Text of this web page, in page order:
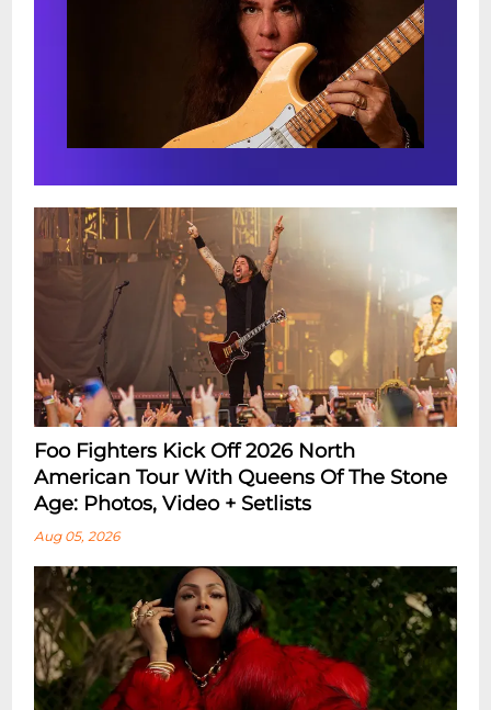
Foo Fighters Kick Off 2026 North
American Tour With Queens Of The Stone
Age: Photos, Video + Setlists
Aug 05, 2026